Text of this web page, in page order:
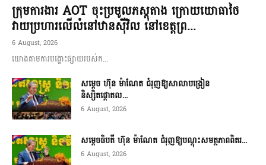
ក្រុមការងារ AOT ចុះប្រមូលភស្តុតាង ក្រោយយោធាថៃ
វាយប្រហារលើលំនៅឋានស៊ីវិល នៅខេត្តព្រ...
6 August, 2026
យោងតាមការបង្ហោះផ្សាយរបស់ក...
សម្តេច ហ៊ុន ម៉ាណែត ជំរុញឱ្យសាលាបង្រៀន
និស្សិតផ្តោតល...
6 August, 2026
សម្តេចធិបតី ហ៊ុន ម៉ាណែត ជំរុញឱ្យបណ្តុះសមត្ថភាពពិតរ...
6 August, 2026